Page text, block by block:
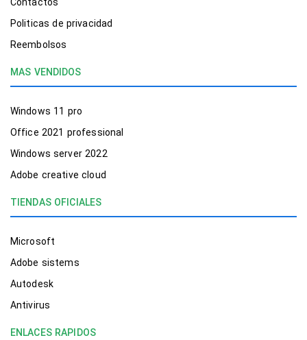
Contactos
Politicas de privacidad
Reembolsos
MAS VENDIDOS
Windows 11 pro
Office 2021 professional
Windows server 2022
Adobe creative cloud
TIENDAS OFICIALES
Microsoft
Adobe sistems
Autodesk
Antivirus
ENLACES RAPIDOS